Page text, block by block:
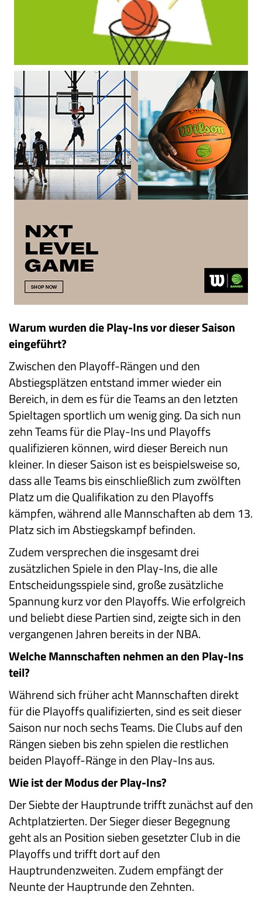
Warum wurden die Play-Ins vor dieser Saison
eingeführt?
Zwischen den Playoff-Rängen und den
Abstiegsplätzen entstand immer wieder ein
Bereich, in dem es für die Teams an den letzten
Spieltagen sportlich um wenig ging. Da sich nun
zehn Teams für die Play-Ins und Playoffs
qualifizieren können, wird dieser Bereich nun
kleiner. In dieser Saison ist es beispielsweise so,
dass alle Teams bis einschließlich zum zwölften
Platz um die Qualifikation zu den Playoffs
kämpfen, während alle Mannschaften ab dem 13.
Platz sich im Abstiegskampf befinden.
Zudem versprechen die insgesamt drei
zusätzlichen Spiele in den Play-Ins, die alle
Entscheidungsspiele sind, große zusätzliche
Spannung kurz vor den Playoffs. Wie erfolgreich
und beliebt diese Partien sind, zeigte sich in den
vergangenen Jahren bereits in der NBA.
Welche Mannschaften nehmen an den Play-Ins
teil?
Während sich früher acht Mannschaften direkt
für die Playoffs qualifizierten, sind es seit dieser
Saison nur noch sechs Teams. Die Clubs auf den
Rängen sieben bis zehn spielen die restlichen
beiden Playoff-Ränge in den Play-Ins aus.
Wie ist der Modus der Play-Ins?
Der Siebte der Hauptrunde trifft zunächst auf den
Achtplatzierten. Der Sieger dieser Begegnung
geht als an Position sieben gesetzter Club in die
Playoffs und trifft dort auf den
Hauptrundenzweiten. Zudem empfängt der
Neunte der Hauptrunde den Zehnten.